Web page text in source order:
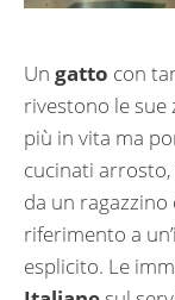
Un gatto con
rivestono le sue
più in vita ma
cucinati
da un ragazzino
riferimento a
esplicito. Le